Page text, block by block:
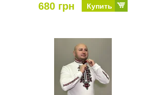
680 грн Купить